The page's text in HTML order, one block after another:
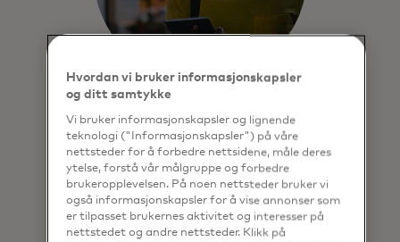
Click to Pay
Opplev en raskere og sikrere måte å
betale på nettet på, og du trenger
aldri å huske passord.
Finn ut mer
Hvordan vi bruker informasjonskapsler
og ditt samtykke
Vi bruker informasjonskapsler og lignende
teknologi ("Informasjonskapsler") på våre
nettsteder for å forbedre nettsidene, måle deres
ytelse, forstå vår målgruppe og forbedre
brukeropplevelsen. På noen nettsteder bruker vi
også informasjonskapsler for å vise annonser som
er tilpasset brukernes aktivitet og interesser på
nettstedet og andre nettsteder. Klikk på